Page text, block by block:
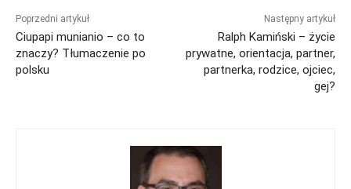
Poprzedni artykuł
Ciupapi munianio – co to
znaczy? Tłumaczenie po
polsku
Następny artykuł
Ralph Kamiński – życie
prywatne, orientacja, partner,
partnerka, rodzice, ojciec,
gej?